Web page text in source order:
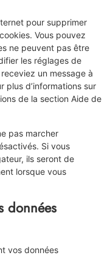
pour supprimer
Vous pouvez
ne peuvent pas être
les réglages de
un message à
plus d’informations sur
de la section Aide de
pas marcher
Si vous
ils seront de
lorsque vous
données
vos données